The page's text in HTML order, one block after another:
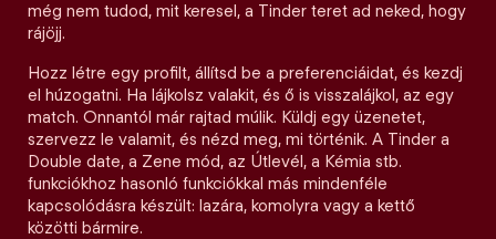
még nem tudod, mit keresel, a Tinder teret ad neked, hogy
rájöjj.
Hozz létre egy profilt, állítsd be a preferenciáidat, és kezdj
el húzogatni. Ha lájkolsz valakit, és ő is visszalájkol, az egy
match. Onnantól már rajtad múlik. Küldj egy üzenetet,
szervezz le valamit, és nézd meg, mi történik. A Tinder a
Double date, a Zene mód, az Útlevél, a Kémia stb.
funkciókhoz hasonló funkciókkal más mindenféle
kapcsolódásra készült: lazára, komolyra vagy a kettő
közötti bármire.